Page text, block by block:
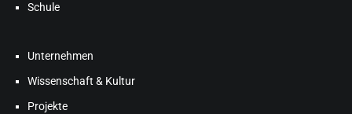
Schule
Unternehmen
Wissenschaft & Kultur
Projekte